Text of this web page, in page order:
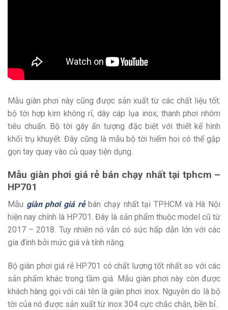
Mẫu giàn phơi này cũng được sản xuất từ các chất liệu tốt:
bộ tời hợp kim không rỉ, dây cáp lụa inox, thanh phơi nhôm
tiêu chuẩn. Bộ tời gây ấn tượng đặc biệt với thiết kế hình
khối trụ khuyết. Đây cũng là mẫu bộ tời hiếm hoi có thể gập
gọn tay quay vào củ quay tiện dụng.
Mẫu giàn phơi giá rẻ bán chạy nhất tại tphcm –
HP701
Mẫu giàn phơi giá rẻbán chạy nhất tại TPHCM và Hà Nội
hiện nay chính là HP701. Đây là sản phẩm thuộc model cũ từ
2017 – 2018. Tuy nhiên nó vẫn có sức hấp dẫn lớn với các
gia đình bởi mức giá và tính năng.
Bộ giàn phơi giá rẻ HP701 có chất lượng tốt nhất so với các
sản phẩm khác trong tầm giá. Mẫu giàn phơi này còn được
khách hàng gọi với cái tên là giàn phơi inox. Nguyên do là bộ
tời của nó được sản xuất từ inox 304 cực chắc chắn, bền bỉ.